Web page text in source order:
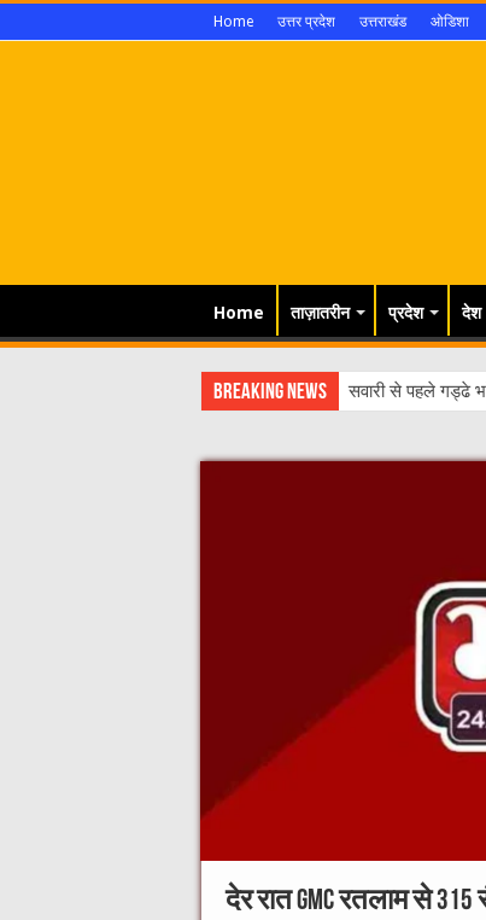
Home उत्तर प्रदेश उत्तराखंड ओडिशा
Home ताज़ातरीन प्रदेश देश
Breaking News सवारी से पहले गड्ढे
देर रात GMC रतलाम से